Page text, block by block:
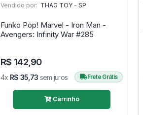
Vendido por: THAG TOY - SP
Funko Pop! Marvel - Iron Man -
Avengers: Infinity War #285
R$ 142,90
4x R$ 35,73 sem juros Frete Grátis
Carrinho